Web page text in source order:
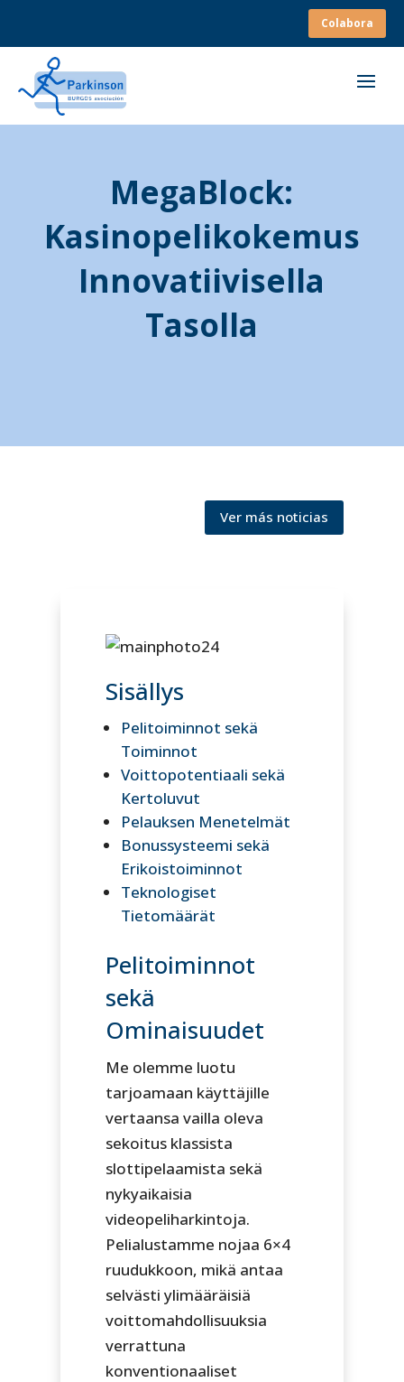
Colabora
MegaBlock:
Kasinopelikokemus
Innovatiivisella
Tasolla
Ver más noticias
Sisällys
Pelitoiminnot sekä
Toiminnot
Voittopotentiaali sekä
Kertoluvut
Pelauksen Menetelmät
Bonussysteemi sekä
Erikoistoiminnot
Teknologiset
Tietomäärät
Pelitoiminnot
sekä
Ominaisuudet
Me olemme luotu
tarjoamaan käyttäjille
vertaansa vailla oleva
sekoitus klassista
slottipelaamista sekä
nykyaikaisia
videopeliharkintoja.
Pelialustamme nojaa 6×4
ruudukkoon, mikä antaa
selvästi ylimääräisiä
voittomahdollisuuksia
verrattuna
konventionaaliset